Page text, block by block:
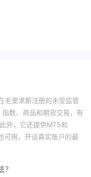
毛里求斯注册的未受监管
数、商品和期货交易，有
外，它还提供MT5和
可用，开设真实账户的最